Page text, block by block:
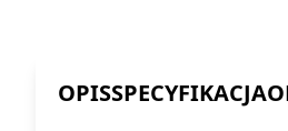
OPISSPECYFIKACJA